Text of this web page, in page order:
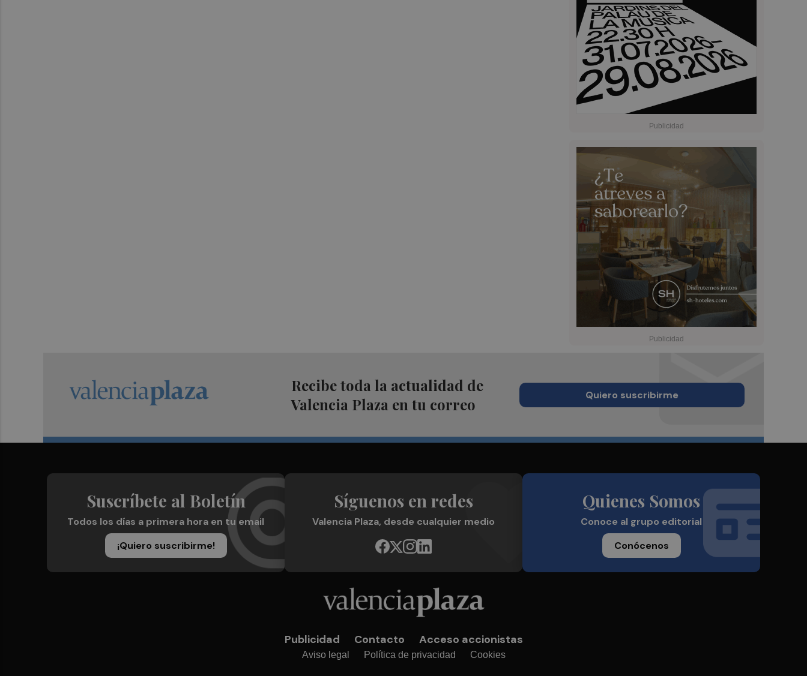
Recibe toda la actualidad de
Valencia Plaza en tu correo
Quiero suscribirme
Suscríbete al Boletín
Todos los días a primera hora en tu email
¡Quiero suscribirme!
Síguenos en redes
Valencia Plaza, desde cualquier medio
Quienes Somos
Conoce al grupo editorial
Conócenos
Publicidad Contacto Acceso accionistas
Aviso legal Política de privacidad Cookies